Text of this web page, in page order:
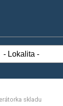
skladu